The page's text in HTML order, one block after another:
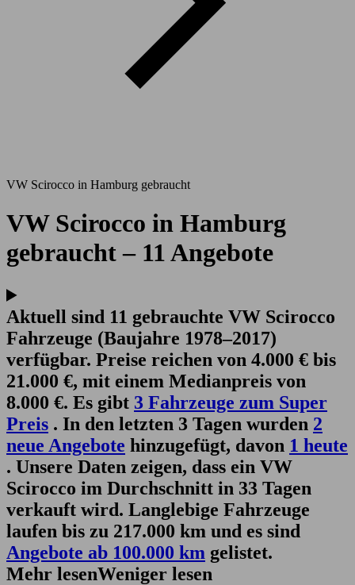
VW Scirocco in Hamburg gebraucht
VW Scirocco in Hamburg
gebraucht – 11 Angebote
Aktuell sind 11 gebrauchte VW Scirocco
Fahrzeuge (Baujahre 1978–2017)
verfügbar. Preise reichen von 4.000 € bis
21.000 €, mit einem Medianpreis von
8.000 €. Es gibt 3 Fahrzeuge zum Super
Preis . In den letzten 3 Tagen wurden 2
neue Angebote hinzugefügt, davon 1 heute
. Unsere Daten zeigen, dass ein VW
Scirocco im Durchschnitt in 33 Tagen
verkauft wird. Langlebige Fahrzeuge
laufen bis zu 217.000 km und es sind
Angebote ab 100.000 km gelistet.
Mehr lesenWeniger lesen